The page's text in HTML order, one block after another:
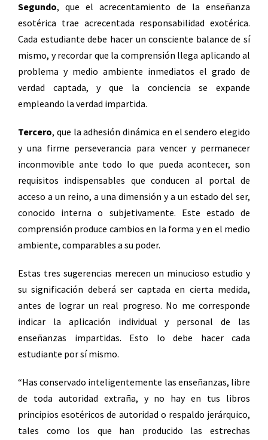
Segundo, que el acrecentamiento de la enseñanza
esotérica trae acrecentada responsabilidad exotérica.
Cada estudiante debe hacer un consciente balance de sí
mismo, y recordar que la comprensión llega aplicando al
problema y medio ambiente inmediatos el grado de
verdad captada, y que la conciencia se expande
empleando la verdad impartida.
Tercero, que la adhesión dinámica en el sendero elegido
y una firme perseverancia para vencer y permanecer
inconmovible ante todo lo que pueda acontecer, son
requisitos indispensables que conducen al portal de
acceso a un reino, a una dimensión y a un estado del ser,
conocido interna o subjetivamente. Este estado de
comprensión produce cambios en la forma y en el medio
ambiente, comparables a su poder.
Estas tres sugerencias merecen un minucioso estudio y
su significación deberá ser captada en cierta medida,
antes de lograr un real progreso. No me corresponde
indicar la aplicación individual y personal de las
enseñanzas impartidas. Esto lo debe hacer cada
estudiante por sí mismo.
“Has conservado inteligentemente las enseñanzas, libre
de toda autoridad extraña, y no hay en tus libros
principios esotéricos de autoridad o respaldo jerárquico,
tales como los que han producido las estrechas